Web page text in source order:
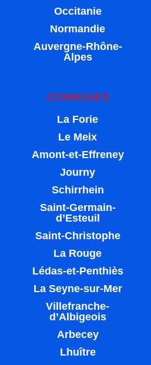
Occitanie
Normandie
Auvergne-Rhône-
Alpes
COMMUNES
La Forie
Le Meix
Amont-et-Effreney
Journy
Schirrhein
Saint-Germain-
d’Esteuil
Saint-Christophe
La Rouge
Lédas-et-Penthiès
La Seyne-sur-Mer
Villefranche-
d’Albigeois
Arbecey
Lhuître